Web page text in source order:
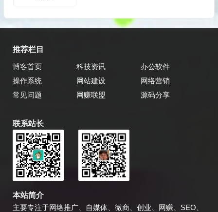
推荐栏目
博客首页 科技资讯
办公软件
操作系统
网站建设
网络营销
常见问题
网赚联盟 源码分享
联系站长
本站简介
主要专注于网络推广、自媒体、微商、创业、网赚、SEO、